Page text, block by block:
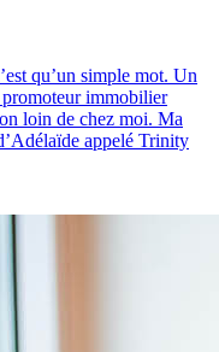
qu’un simple mot. Un
immobilier
loin de chez moi. Ma
appelé Trinity